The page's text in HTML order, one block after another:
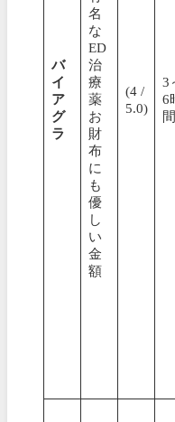
バ
イ
ア
グ
ラ
名
な
ED
治
療
薬
お
財
布
に
も
優
し
い
金
額
(4 /
5.0)
3
6
間